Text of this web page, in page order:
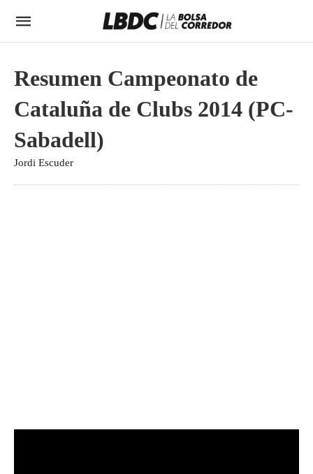
Resumen Campeonato de
Cataluña de Clubs 2014 (PC-
Sabadell)
Jordi Escuder